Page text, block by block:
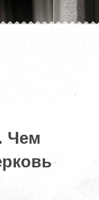
Чем